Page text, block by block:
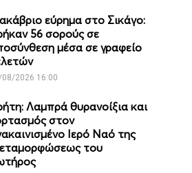
εύρημα στο Σικάγο:
56 σορούς σε
μέσα σε γραφείο
08/2026 16:00
Λαμπρά θυρανοίξια και
στον
Ιερό Ναό της
του